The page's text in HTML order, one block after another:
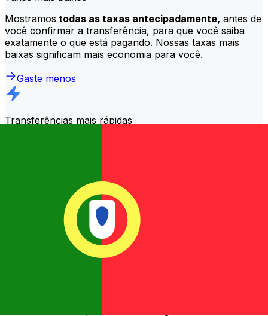
Mostramos todas as taxas antecipadamente, antes de
você confirmar a transferência, para que você saiba
exatamente o que está pagando. Nossas taxas mais
baixas significam mais economia para você.
Gaste menos
Transferências mais rápidas
Enviar mais rápido
Perguntas frequentes
O que é um código SWIFT e por que preciso dele em Portugal?